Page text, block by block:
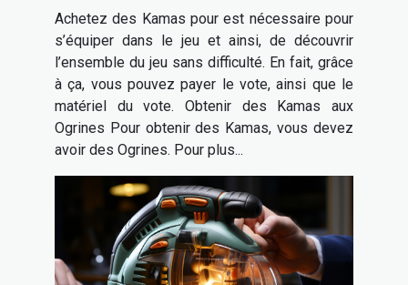
Achetez des Kamas pour est nécessaire pour
s’équiper dans le jeu et ainsi, de découvrir
l’ensemble du jeu sans difficulté. En fait, grâce
à ça, vous pouvez payer le vote, ainsi que le
matériel du vote. Obtenir des Kamas aux
Ogrines Pour obtenir des Kamas, vous devez
avoir des Ogrines. Pour plus...